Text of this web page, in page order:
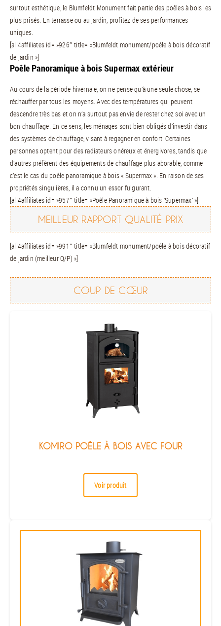
surtout esthétique, le Blumfeldt Monument fait partie des poêles à bois les
plus prisés. En terrasse ou au jardin, profitez de ses performances
uniques.
[all4affiliates id= »926″ title= »Blumfeldt monument/poêle à bois décoratif
de jardin »]
Poêle Panoramique à bois Supermax extérieur
Au cours de la période hivernale, on ne pense qu’à une seule chose, se
réchauffer par tous les moyens. Avec des températures qui peuvent
descendre très bas et on n’a surtout pas envie de rester chez soi avec un
bon chauffage. En ce sens, les ménages sont bien obligés d’investir dans
des systèmes de chauffage, visant à regagner en confort. Certaines
personnes optent pour des radiateurs onéreux et énergivores, tandis que
d’autres préfèrent des équipements de chauffage plus aborable, comme
c’est le cas du poêle panoramique à bois « Supermax ». En raison de ses
propriétés singulières, il a connu un essor fulgurant.
[all4affiliates id= »957″ title= »Poêle Panoramique à bois ‘Supermax’ »]
MEILLEUR RAPPORT QUALITÉ PRIX
[all4affiliates id= »991″ title= »Blumfeldt monument/poêle à bois décoratif
de jardin (meilleur Q/P) »]
COUP DE CŒUR
KOMIRO POÊLE À BOIS AVEC FOUR
Voir produit